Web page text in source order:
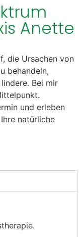
Anette
die Ursachen von
behandeln,
Bei mir
und erleben
natürliche